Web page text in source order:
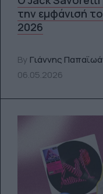
την εμφάνισή
2026
By Γιάννης
06.05.2026